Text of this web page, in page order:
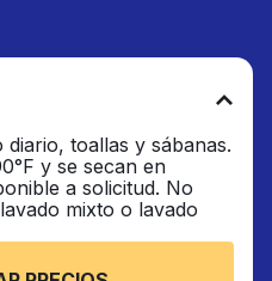
toallas y sábanas.
y se secan en
a solicitud. No
mixto o lavado